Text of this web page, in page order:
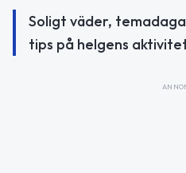
Soligt väder,
tips på helgens